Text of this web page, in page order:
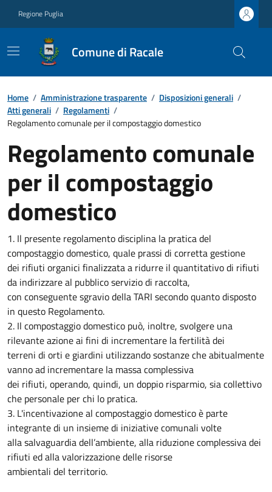
Regione Puglia
Comune di Racale
Home / Amministrazione trasparente / Disposizioni generali /
Atti generali / Regolamenti /
Regolamento comunale per il compostaggio domestico
Regolamento comunale
per il compostaggio
domestico
1. Il presente regolamento disciplina la pratica del
compostaggio domestico, quale prassi di corretta gestione
dei rifiuti organici finalizzata a ridurre il quantitativo di rifiuti
da indirizzare al pubblico servizio di raccolta,
con conseguente sgravio della TARI secondo quanto disposto
in questo Regolamento.
2. Il compostaggio domestico può, inoltre, svolgere una
rilevante azione ai fini di incrementare la fertilità dei
terreni di orti e giardini utilizzando sostanze che abitualmente
vanno ad incrementare la massa complessiva
dei rifiuti, operando, quindi, un doppio risparmio, sia collettivo
che personale per chi lo pratica.
3. L'incentivazione al compostaggio domestico è parte
integrante di un insieme di iniziative comunali volte
alla salvaguardia dell’ambiente, alla riduzione complessiva dei
rifiuti ed alla valorizzazione delle risorse
ambientali del territorio.